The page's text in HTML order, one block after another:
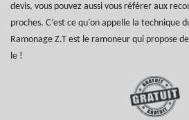
devis, vous pouvez aussi vous référer aux
proches. C’est ce qu’on appelle la technique
Ramonage Z.T est le ramoneur qui propose
le !